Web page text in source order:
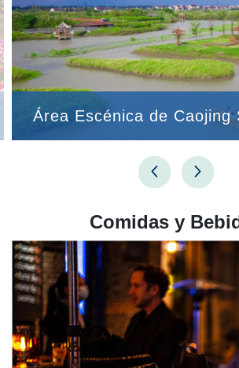
Área Escénica de Caojing
Comidas y